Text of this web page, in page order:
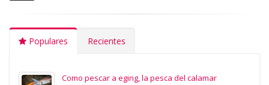
Populares Recientes
Como pescar a eging, la pesca del calamar